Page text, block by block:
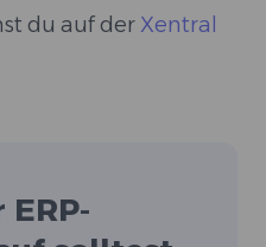
du auf der Xentral